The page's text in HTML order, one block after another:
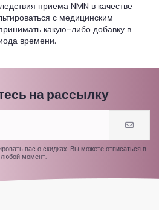
приема NMN в качестве
с медицинским
какую-либо добавку в
времени.
на рассылку
вас о скидках. Вы можете отписаться в
любой момент.